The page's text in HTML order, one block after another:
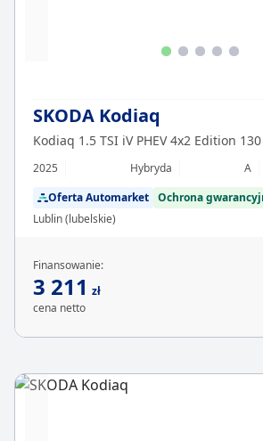
SKODA Kodiaq
Kodiaq 1.5 TSI iV PHEV 4x2 Edition 130
2025 Hybryda A
Oferta Automarket Ochrona
Lublin (lubelskie)
Finansowanie:
3 211 zł
cena netto